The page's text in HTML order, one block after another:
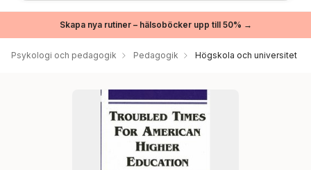
Skapa nya rutiner – hälsoböcker upp till 50% →
Psykologi och pedagogik Pedagogik Högskola och universitet